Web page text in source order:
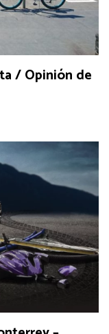
/ Opinión de